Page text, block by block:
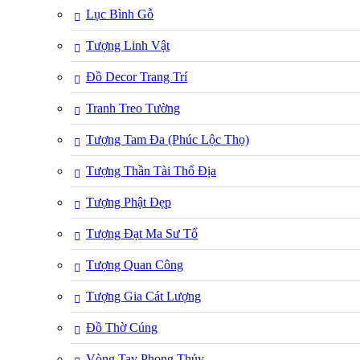
Lục Bình Gỗ
Tượng Linh Vật
Đồ Decor Trang Trí
Tranh Treo Tường
Tượng Tam Đa (Phúc Lộc Thọ)
Tượng Thần Tài Thổ Địa
Tượng Phật Đẹp
Tượng Đạt Ma Sư Tổ
Tượng Quan Công
Tượng Gia Cát Lượng
Đồ Thờ Cúng